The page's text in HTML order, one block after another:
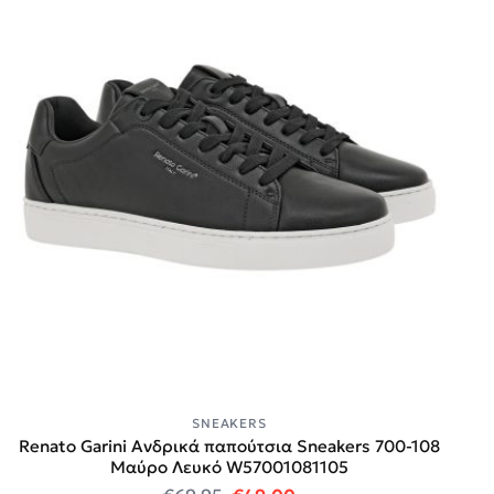
SNEAKERS
Renato Garini Ανδρικά παπούτσια Sneakers 700-108
Μαύρο Λευκό W57001081105